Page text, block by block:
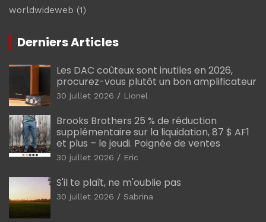
worldwideweb (1)
Derniers Articles
Les DAC coûteux sont inutiles en 2026,
procurez-vous plutôt un bon amplificateur
30 juillet 2026 Lionel
Brooks Brothers 25 % de réduction
supplémentaire sur la liquidation, 87 $ AF1
et plus – le jeudi. Poignée de ventes
30 juillet 2026 Eric
S'il te plaît, ne m'oublie pas
30 juillet 2026 Sabrina